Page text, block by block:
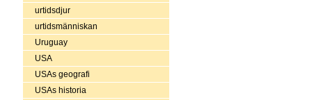
urtidsdjur
urtidsmänniskan
Uruguay
USA
USAs geografi
USAs historia